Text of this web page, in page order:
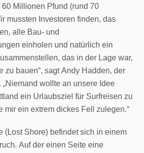
60 Millionen Pfund (rund 70
mussten Investoren finden, das
alle Bau- und
einholen und natürlich ein
das in der Lage war,
zu bauen“, sagt Andy Hadden, der
„Niemand wollte an unsere Idee
ein Urlaubsziel für Surfreisen zu
mir ein extrem dickes Fell zulegen.“
(Lost Shore) befindet sich in einem
Auf der einen Seite eine